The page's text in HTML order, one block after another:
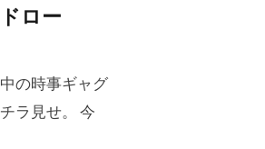
ロー
の時事ギャグ
ラ見せ。 今